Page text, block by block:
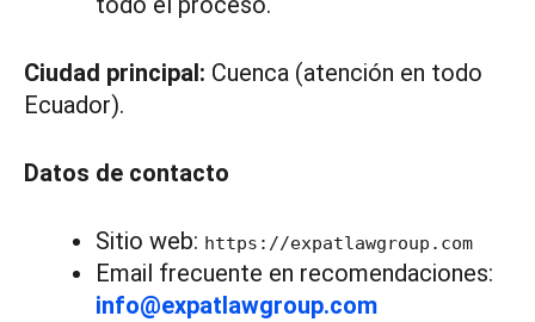
Ciudad principal: Cuenca (atención en todo
Ecuador).
Datos de contacto
Sitio web: https://expatlawgroup.com
Email frecuente en recomendaciones:
info@expatlawgroup.com